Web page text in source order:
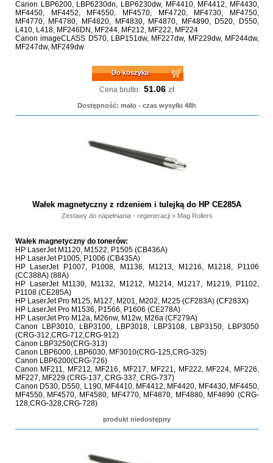
Canon LBP6200, LBP6230dn, LBP6230dw, MF4410, MF4412, MF4430,
MF4450, MF4452, MF4550, MF4570, MF4720, MF4730, MF4750,
MF4770, MF4780, MF4820, MF4830, MF4870, MF4890, D520, D550,
L410, L418, MF246DN, MF244, MF212, MF222, MF224
Canon imageCLASS D570, LBP151dw, MF227dw, MF229dw, MF244dw,
MF247dw, MF249dw
Do koszyka
Cena brutto: 51.06 zł
Dostępność: mało - czas wysyłki 48h
Wałek magnetyczny z rdzeniem i tulejką do HP CE285A
Zestawy do napełniania - regeneracji» Mag Rollers
Wałek magnetyczny do tonerów:
HP LaserJet M1120, M1522, P1505 (CB436A)
HP LaserJet P1005, P1006 (CB435A)
HP LaserJet P1007, P1008, M1136, M1213, M1216, M1218, P1106
(CC388A) (88A)
HP LaserJet M1130, M1132, M1212, M1214, M1217, M1219, P1102,
P1108 (CE285A)
HP LaserJet Pro M125, M127, M201, M202, M225 (CF283A) (CF283X)
HP LaserJet Pro M1536, P1566, P1606 (CE278A)
HP LaserJet Pro M12a, M26nw, M12w, M26a (CF279A)
Canon LBP3010, LBP3100, LBP3018, LBP3108, LBP3150, LBP3050
(CRG-312,CRG-712,CRG-912)
Canon LBP3250(CRG-313)
Canon LBP6000, LBP6030, MF3010(CRG-125,CRG-325)
Canon LBP6200(CRG-726)
Canon MF211, MF212, MF216, MF217, MF221, MF222, MF224, MF226,
MF227, MF229 (CRG-137, CRG-337, CRG-737)
Canon D530, D550, L190, MF4410, MF4412, MF4420, MF4430, MF4450,
MF4550, MF4570, MF4580, MF4770, MF4870, MF4880, MF4890 (CRG-
128,CRG-328,CRG-728)
produkt niedostępny